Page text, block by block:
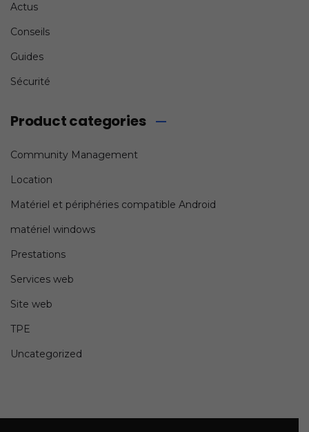
Actus
Conseils
Guides
Sécurité
Product categories
Community Management
Location
Matériel et périphéries compatible Android
matériel windows
Prestations
Services web
Site web
TPE
Uncategorized